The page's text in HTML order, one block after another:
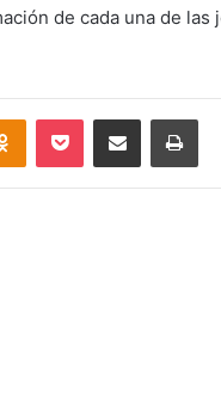
de cada una de las
Odnoklassniki
Pocket Compartir via email